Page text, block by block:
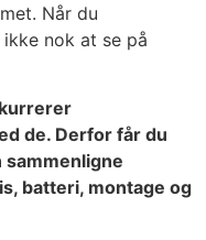
Når du
nok at se på
de. Derfor får du
sammenligne
batteri, montage og